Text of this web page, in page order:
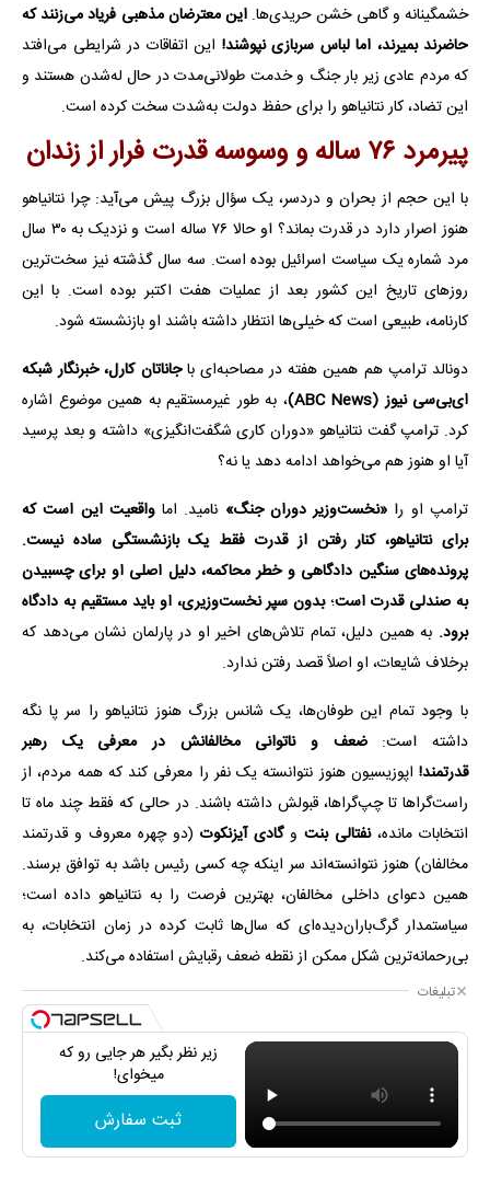
خشمگینانه و گاهی خشن حریدی‌ها. این معترضان مذهبی فریاد می‌زنند که
حاضرند بمیرند، اما لباس سربازی نپوشند! این اتفاقات در شرایطی می‌افتد
که مردم عادی زیر بار جنگ و خدمت طولانی‌مدت در حال له‌شدن هستند و
این تضاد، کار نتانیاهو را برای حفظ دولت به‌شدت سخت کرده است.
پیرمرد ۷۶ ساله و وسوسه قدرت فرار از زندان
با این حجم از بحران و دردسر، یک سؤال بزرگ پیش می‌آید: چرا نتانیاهو
هنوز اصرار دارد در قدرت بماند؟ او حالا ۷۶ ساله است و نزدیک به ۳۰ سال
مرد شماره یک سیاست اسرائیل بوده است. سه سال گذشته نیز سخت‌ترین
روزهای تاریخ این کشور بعد از عملیات هفت اکتبر بوده است. با این
کارنامه، طبیعی است که خیلی‌ها انتظار داشته باشند او بازنشسته شود.
دونالد ترامپ هم همین هفته در مصاحبه‌ای باجاناتان کارل، خبرنگار شبکه
ای‌بی‌سی نیوز (ABC News)
، به طور غیرمستقیم به همین موضوع اشاره
کرد. ترامپ گفت نتانیاهو «دوران کاری شگفت‌انگیزی» داشته و بعد پرسید
آیا او هنوز هم می‌خواهد ادامه دهد یا نه؟
ترامپ او را «نخست‌وزیر دوران جنگ» نامید. اماواقعیت این است که
برای نتانیاهو، کنار رفتن از قدرت فقط یک بازنشستگی ساده نیست.
پرونده‌های سنگین دادگاهی و خطر محاکمه، دلیل اصلی او برای چسبیدن
به صندلی قدرت است؛بدون سپر نخست‌وزیری، او باید مستقیم به دادگاه
برود. به همین دلیل، تمام تلاش‌های اخیر او در پارلمان نشان می‌دهد که
برخلاف شایعات، او اصلاً قصد رفتن ندارد.
با وجود تمام این طوفان‌ها، یک شانس بزرگ هنوز نتانیاهو را سر پا نگه
داشته است:ضعف و ناتوانی مخالفانش در معرفی یک رهبر
قدرتمند! اپوزیسیون هنوز نتوانسته یک نفر را معرفی کند که همه مردم، از
راست‌گراها تا چپ‌گراها، قبولش داشته باشند. در حالی که فقط چند ماه تا
انتخابات مانده،نفتالی بنت وگادی آیزنکوت (دو چهره معروف و قدرتمند
مخالفان) هنوز نتوانسته‌اند سر اینکه چه کسی رئیس باشد به توافق برسند.
همین دعوای داخلی مخالفان، بهترین فرصت را به نتانیاهو داده است؛
سیاستمدار گرگ‌باران‌دیده‌ای که سال‌ها ثابت کرده در زمان انتخابات، به
بی‌رحمانه‌ترین شکل ممکن از نقطه ضعف رقبایش استفاده می‌کند.
تبلیغات
زیر نظر بگیر هر جایی رو که
میخوای!
ثبت سفارش